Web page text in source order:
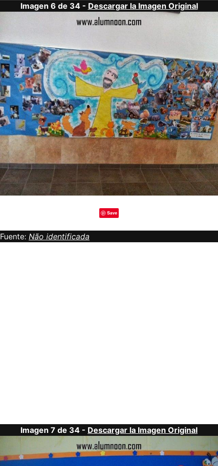
Imagen 6 de 34 - Descargar la Imagen Original
Save
Fuente: Não identificada
Imagen 7 de 34 - Descargar la Imagen Original